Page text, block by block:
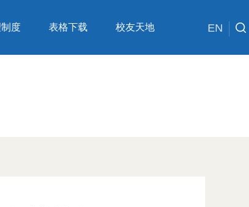
EN
度 表格下载 校友天地